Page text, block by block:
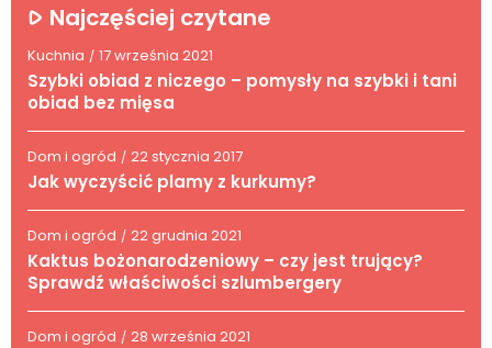
Najczęściej czytane
Kuchnia / 17 września 2021
Szybki obiad z niczego – pomysły na szybki i tani
obiad bez mięsa
Dom i ogród / 22 stycznia 2017
Jak wyczyścić plamy z kurkumy?
Dom i ogród / 22 grudnia 2021
Kaktus bożonarodzeniowy – czy jest trujący?
Sprawdź właściwości szlumbergery
Dom i ogród / 28 września 2021